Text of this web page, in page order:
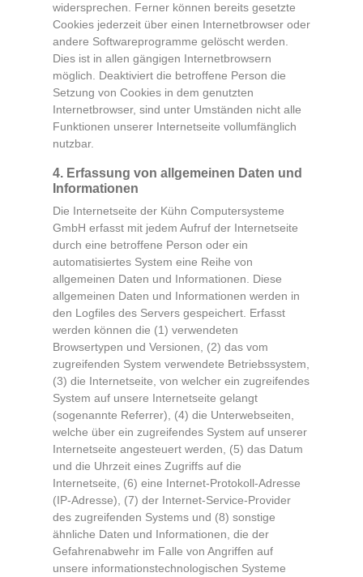
widersprechen. Ferner können bereits gesetzte
Cookies jederzeit über einen Internetbrowser oder
andere Softwareprogramme gelöscht werden.
Dies ist in allen gängigen Internetbrowsern
möglich. Deaktiviert die betroffene Person die
Setzung von Cookies in dem genutzten
Internetbrowser, sind unter Umständen nicht alle
Funktionen unserer Internetseite vollumfänglich
nutzbar.
4. Erfassung von allgemeinen Daten und
Informationen
Die Internetseite der Kühn Computersysteme
GmbH erfasst mit jedem Aufruf der Internetseite
durch eine betroffene Person oder ein
automatisiertes System eine Reihe von
allgemeinen Daten und Informationen. Diese
allgemeinen Daten und Informationen werden in
den Logfiles des Servers gespeichert. Erfasst
werden können die (1) verwendeten
Browsertypen und Versionen, (2) das vom
zugreifenden System verwendete Betriebssystem,
(3) die Internetseite, von welcher ein zugreifendes
System auf unsere Internetseite gelangt
(sogenannte Referrer), (4) die Unterwebseiten,
welche über ein zugreifendes System auf unserer
Internetseite angesteuert werden, (5) das Datum
und die Uhrzeit eines Zugriffs auf die
Internetseite, (6) eine Internet-Protokoll-Adresse
(IP-Adresse), (7) der Internet-Service-Provider
des zugreifenden Systems und (8) sonstige
ähnliche Daten und Informationen, die der
Gefahrenabwehr im Falle von Angriffen auf
unsere informationstechnologischen Systeme